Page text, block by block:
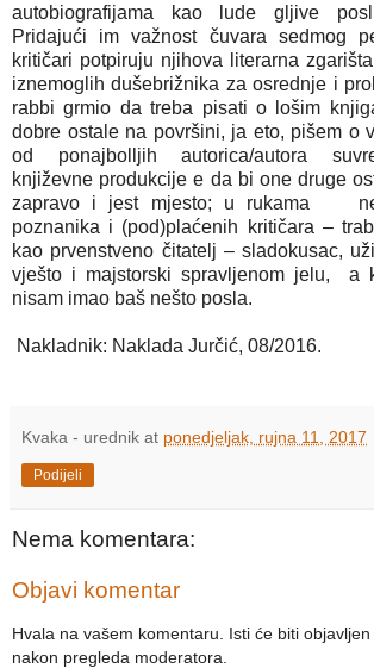
autobiografijama kao lude gljive
Pridajući im važnost čuvara sedmog
kritičari potpiruju njihova literarna
iznemoglih dušebrižnika za osrednje i
rabbi grmio da treba pisati o lošim
dobre ostale na površini, ja eto, pišem o
od ponajbolljih autorica/autora
književne produkcije e da bi one druge
zapravo i jest mjesto; u rukama
poznanika i (pod)plaćenih kritičara –
kao prvenstveno čitatelj – sladokusac,
vješto i majstorski spravljenom jelu, a
nisam imao baš nešto posla.
Nakladnik: Naklada Jurčić, 08/2016.
Kvaka - urednik at ponedjeljak, rujna 11, 2017
Podijeli
Nema komentara:
Objavi komentar
Hvala na vašem komentaru. Isti će biti objavljen
nakon pregleda moderatora.